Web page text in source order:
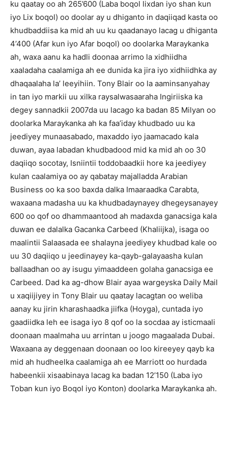
ku qaatay oo ah 265’600 (Laba boqol lixdan iyo shan kun
iyo Lix boqol) oo doolar ay u dhiganto in daqiiqad kasta oo
khudbaddiisa ka mid ah uu ku qaadanayo lacag u dhiganta
4’400 (Afar kun iyo Afar boqol) oo doolarka Maraykanka
ah, waxa aanu ka hadli doonaa arrimo la xidhiidha
xaaladaha caalamiga ah ee dunida ka jira iyo xidhiidhka ay
dhaqaalaha la’ leeyihiin. Tony Blair oo la aaminsanyahay
in tan iyo markii uu xilka raysalwasaaraha Ingiriiska ka
degey sannadkii 2007da uu lacago ka badan 85 Milyan oo
doolarka Maraykanka ah ka faa’iday khudbado uu ka
jeediyey munaasabado, maxaddo iyo jaamacado kala
duwan, ayaa labadan khudbadood mid ka mid ah oo 30
daqiiqo socotay, Isniintii toddobaadkii hore ka jeediyey
kulan caalamiya oo ay qabatay majalladda Arabian
Business oo ka soo baxda dalka Imaaraadka Carabta,
waxaana madasha uu ka khudbadaynayey dhegeysanayey
600 oo qof oo dhammaantood ah madaxda ganacsiga kala
duwan ee dalalka Gacanka Carbeed (Khaliijka), isaga oo
maalintii Salaasada ee shalayna jeediyey khudbad kale oo
uu 30 daqiiqo u jeedinayey ka-qayb-galayaasha kulan
ballaadhan oo ay isugu yimaaddeen golaha ganacsiga ee
Carbeed. Dad ka ag-dhow Blair ayaa wargeyska Daily Mail
u xaqiijiyey in Tony Blair uu qaatay lacagtan oo weliba
aanay ku jirin kharashaadka jiifka (Hoyga), cuntada iyo
gaadiidka leh ee isaga iyo 8 qof oo la socdaa ay isticmaali
doonaan maalmaha uu arrintan u joogo magaalada Dubai.
Waxaana ay deggenaan doonaan oo loo kireeyey qayb ka
mid ah hudheelka caalamiga ah ee Marriott oo hurdada
habeenkii xisaabinaya lacag ka badan 12’150 (Laba iyo
Toban kun iyo Boqol iyo Konton) doolarka Maraykanka ah.